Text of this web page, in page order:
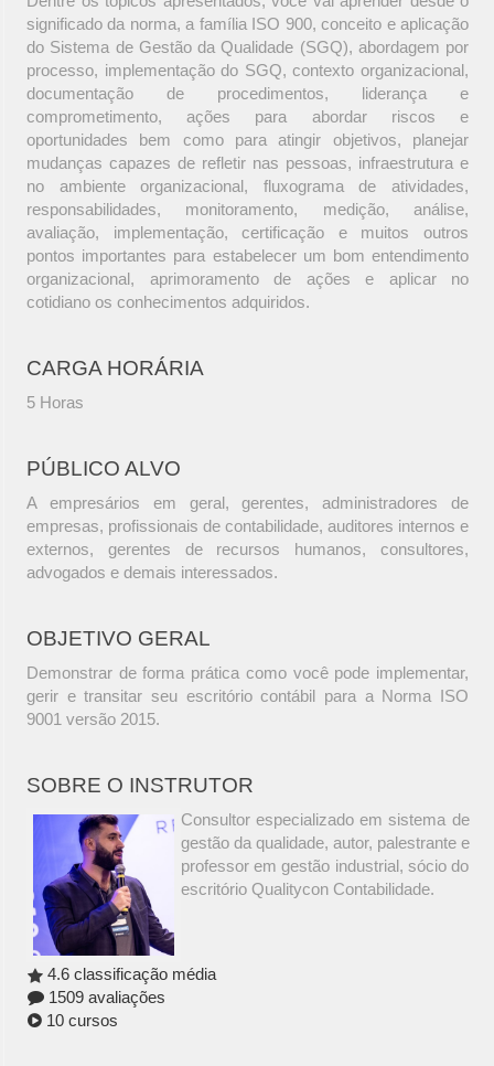
significado da norma, a família ISO 900, conceito e aplicação
do Sistema de Gestão da Qualidade (SGQ), abordagem por
processo, implementação do SGQ, contexto organizacional,
documentação de procedimentos, liderança e
comprometimento, ações para abordar riscos e
oportunidades bem como para atingir objetivos, planejar
mudanças capazes de refletir nas pessoas, infraestrutura e
no ambiente organizacional, fluxograma de atividades,
responsabilidades, monitoramento, medição, análise,
avaliação, implementação, certificação e muitos outros
pontos importantes para estabelecer um bom entendimento
organizacional, aprimoramento de ações e aplicar no
cotidiano os conhecimentos adquiridos.
CARGA HORÁRIA
5 Horas
PÚBLICO ALVO
A empresários em geral, gerentes, administradores de
empresas, profissionais de contabilidade, auditores internos e
externos, gerentes de recursos humanos, consultores,
advogados e demais interessados.
OBJETIVO GERAL
Demonstrar de forma prática como você pode implementar,
gerir e transitar seu escritório contábil para a Norma ISO
9001 versão 2015.
SOBRE O INSTRUTOR
Consultor especializado em sistema de
gestão da qualidade, autor, palestrante e
professor em gestão industrial, sócio do
escritório Qualitycon Contabilidade.
4.6 classificação média
1509 avaliações
10 cursos